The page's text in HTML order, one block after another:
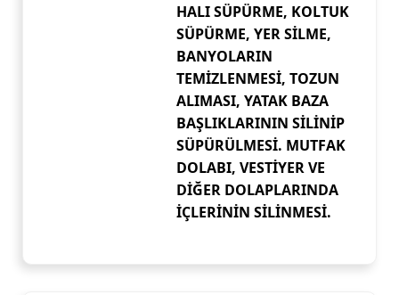
HALI SÜPÜRME, KOLTUK
SÜPÜRME, YER SİLME,
BANYOLARIN
TEMİZLENMESİ, TOZUN
ALIMASI, YATAK BAZA
BAŞLIKLARININ SİLİNİP
SÜPÜRÜLMESİ. MUTFAK
DOLABI, VESTİYER VE
DİĞER DOLAPLARINDA
İÇLERİNİN SİLİNMESİ.